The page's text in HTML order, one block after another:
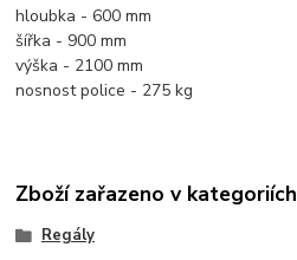
hloubka - 600 mm
šířka - 900 mm
výška - 2100 mm
nosnost police - 275 kg
Zboží zařazeno v kategoriích
Regály